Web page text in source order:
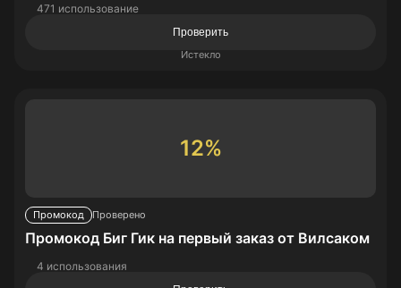
471 использование
Проверить
Истекло
12%
Промокод Проверено
Промокод Биг Гик на первый заказ от Вилсаком
4 использования